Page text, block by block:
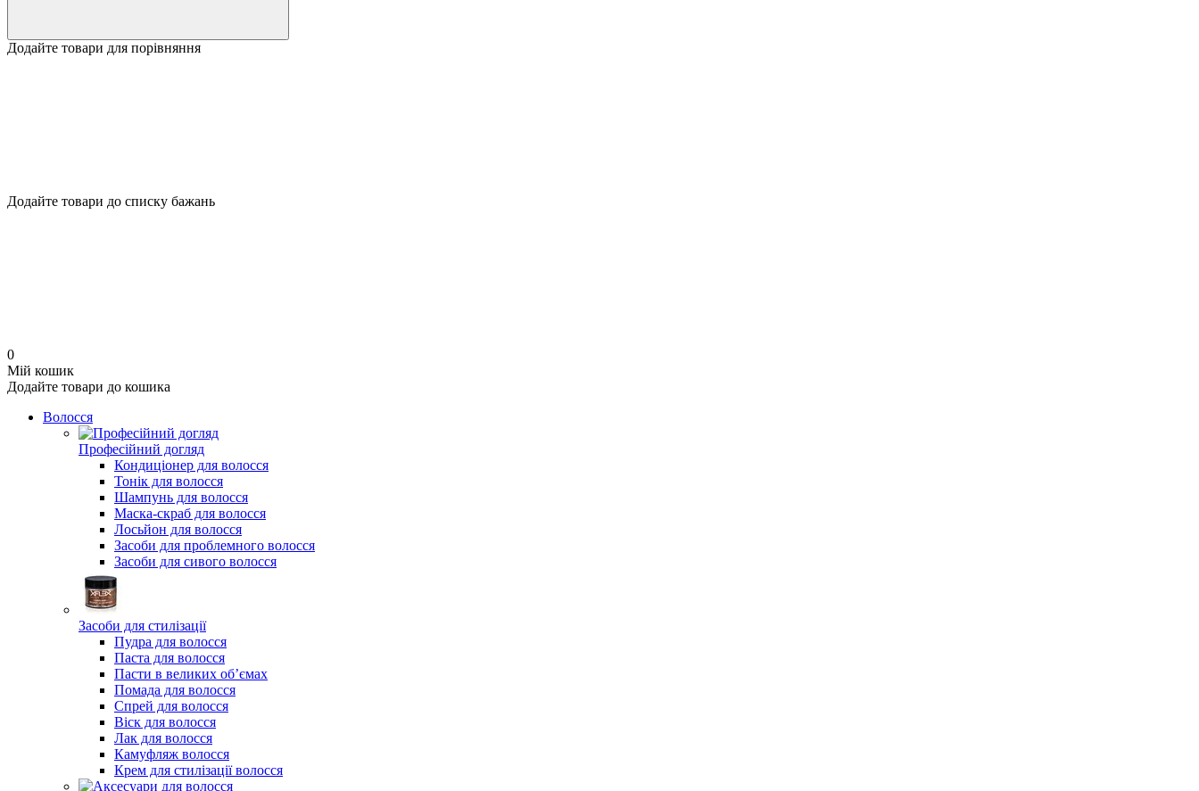
Додайте товари для порівняння
Додайте товари до списку бажань
0
Мій кошик
Додайте товари до кошика
Волосся
Професійний догляд
Кондиціонер для волосся
Тонік для волосся
Шампунь для волосся
Маска-скраб для волосся
Лосьйон для волосся
Засоби для проблемного волосся
Засоби для сивого волосся
Засоби для стилізації
Пудра для волосся
Паста для волосся
Пасти в великих об’ємах
Помада для волосся
Спрей для волосся
Віск для волосся
Лак для волосся
Камуфляж волосся
Крем для стилізації волоcся